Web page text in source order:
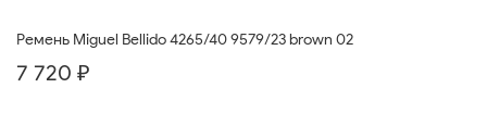
Ремень Miguel Bellido 4265/40 9579/23 brown 02
7 720 ₽